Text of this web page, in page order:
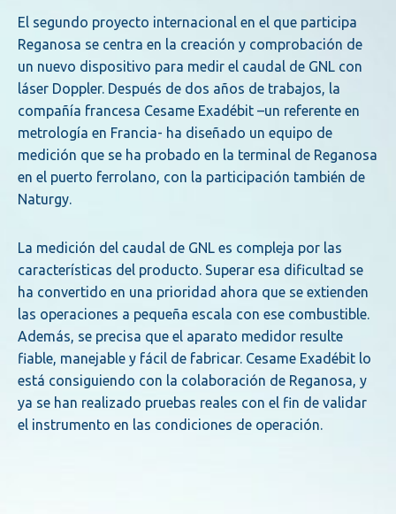
El segundo proyecto internacional en el que participa
Reganosa se centra en la creación y comprobación de
un nuevo dispositivo para medir el caudal de GNL con
láser Doppler. Después de dos años de trabajos, la
compañía francesa Cesame Exadébit –un referente en
metrología en Francia- ha diseñado un equipo de
medición que se ha probado en la terminal de Reganosa
en el puerto ferrolano, con la participación también de
Naturgy.
La medición del caudal de GNL es compleja por las
características del producto. Superar esa dificultad se
ha convertido en una prioridad ahora que se extienden
las operaciones a pequeña escala con ese combustible.
Además, se precisa que el aparato medidor resulte
fiable, manejable y fácil de fabricar. Cesame Exadébit lo
está consiguiendo con la colaboración de Reganosa, y
ya se han realizado pruebas reales con el fin de validar
el instrumento en las condiciones de operación.